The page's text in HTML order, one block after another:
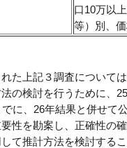
口10万以
等）別、
た上記３調査について
の検討を行うために、
に、26年結果と併せて
性を勘案し、正確性の
て推計方法を検討する